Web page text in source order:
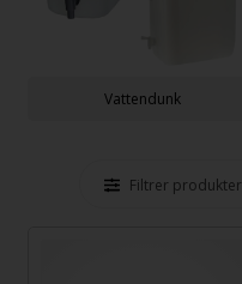
Vattendunk
Filtrer produkter